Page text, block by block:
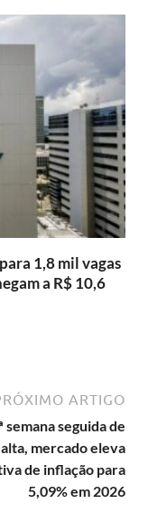
1,8 mil vagas
a R$ 10,6
ARTIGO
semana seguida de
alta, mercado eleva
de inflação para
5,09% em 2026